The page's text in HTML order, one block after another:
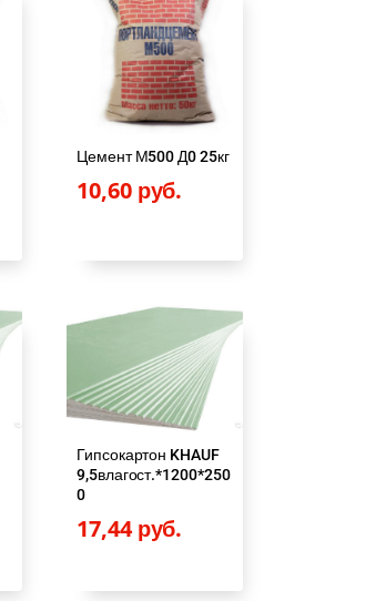
Цемент М500 Д0 25кг
10,60 руб.
Гипсокартон KHAUF
9,5влагост.*1200*250
0
17,44руб.